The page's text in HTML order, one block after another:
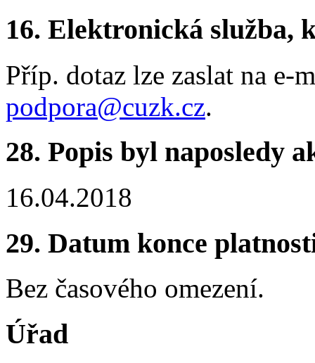
16. Elektronická služba,
Příp. dotaz lze zaslat na e-
podpora@cuzk.cz.
28. Popis byl naposledy
16.04.2018
29. Datum konce
Bez časového omezení.
Úřad